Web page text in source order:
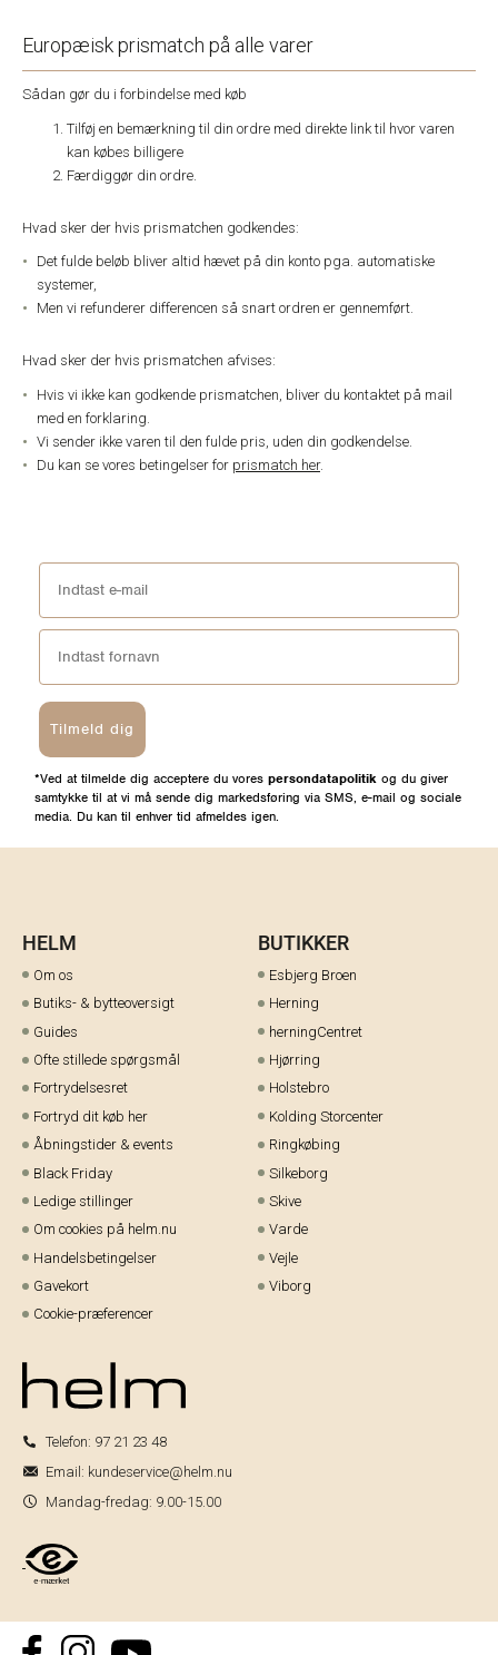
Europæisk prismatch på alle varer
Sådan gør du i forbindelse med køb
Tilføj en bemærkning til din ordre med direkte link til hvor varen
kan købes billigere
Færdiggør din ordre.
Hvad sker der hvis prismatchen godkendes:
Det fulde beløb bliver altid hævet på din konto pga. automatiske
systemer,
Men vi refunderer differencen så snart ordren er gennemført.
Hvad sker der hvis prismatchen afvises:
Hvis vi ikke kan godkende prismatchen, bliver du kontaktet på mail
med en forklaring.
Vi sender ikke varen til den fulde pris, uden din godkendelse.
Du kan se vores betingelser for prismatch her.
Tilmeld dig
*Ved at tilmelde dig acceptere du vores persondatapolitik og du giver
samtykke til at vi må sende dig markedsføring via SMS, e-mail og sociale
media. Du kan til enhver tid afmeldes igen.
HELM
Om os
Butiks- & bytteoversigt
Guides
Ofte stillede spørgsmål
Fortrydelsesret
Fortryd dit køb her
Åbningstider & events
Black Friday
Ledige stillinger
Om cookies på helm.nu
Handelsbetingelser
Gavekort
Cookie-præferencer
BUTIKKER
Esbjerg Broen
Herning
herningCentret
Hjørring
Holstebro
Kolding Storcenter
Ringkøbing
Silkeborg
Skive
Varde
Vejle
Viborg
Telefon: 97 21 23 48
Email: kundeservice@helm.nu
Mandag-fredag: 9.00-15.00